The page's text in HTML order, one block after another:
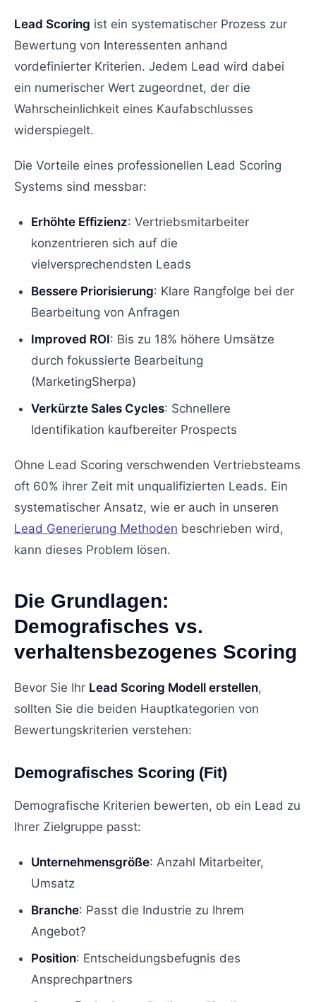
Lead Scoring ist ein systematischer Prozess zur
Bewertung von Interessenten anhand
vordefinierter Kriterien. Jedem Lead wird dabei
ein numerischer Wert zugeordnet, der die
Wahrscheinlichkeit eines Kaufabschlusses
widerspiegelt.
Die Vorteile eines professionellen Lead Scoring
Systems sind messbar:
Erhöhte Effizienz: Vertriebsmitarbeiter
konzentrieren sich auf die
vielversprechendsten Leads
Bessere Priorisierung: Klare Rangfolge bei der
Bearbeitung von Anfragen
Improved ROI: Bis zu 18% höhere Umsätze
durch fokussierte Bearbeitung
(MarketingSherpa)
Verkürzte Sales Cycles: Schnellere
Identifikation kaufbereiter Prospects
Ohne Lead Scoring verschwenden Vertriebsteams
oft 60% ihrer Zeit mit unqualifizierten Leads. Ein
systematischer Ansatz, wie er auch in unseren
Lead Generierung Methoden beschrieben wird,
kann dieses Problem lösen.
Die Grundlagen:
Demografisches vs.
verhaltensbezogenes Scoring
Bevor Sie Ihr Lead Scoring Modell erstellen,
sollten Sie die beiden Hauptkategorien von
Bewertungskriterien verstehen:
Demografisches Scoring (Fit)
Demografische Kriterien bewerten, ob ein Lead zu
Ihrer Zielgruppe passt:
Unternehmensgröße: Anzahl Mitarbeiter,
Umsatz
Branche: Passt die Industrie zu Ihrem
Angebot?
Position: Entscheidungsbefugnis des
Ansprechpartners